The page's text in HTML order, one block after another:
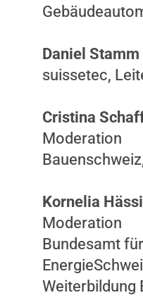
Daniel Stamm
suissetec,
Cristina
Moderation
Kornelia
Moderation
Bundesamt
Weiterbildung